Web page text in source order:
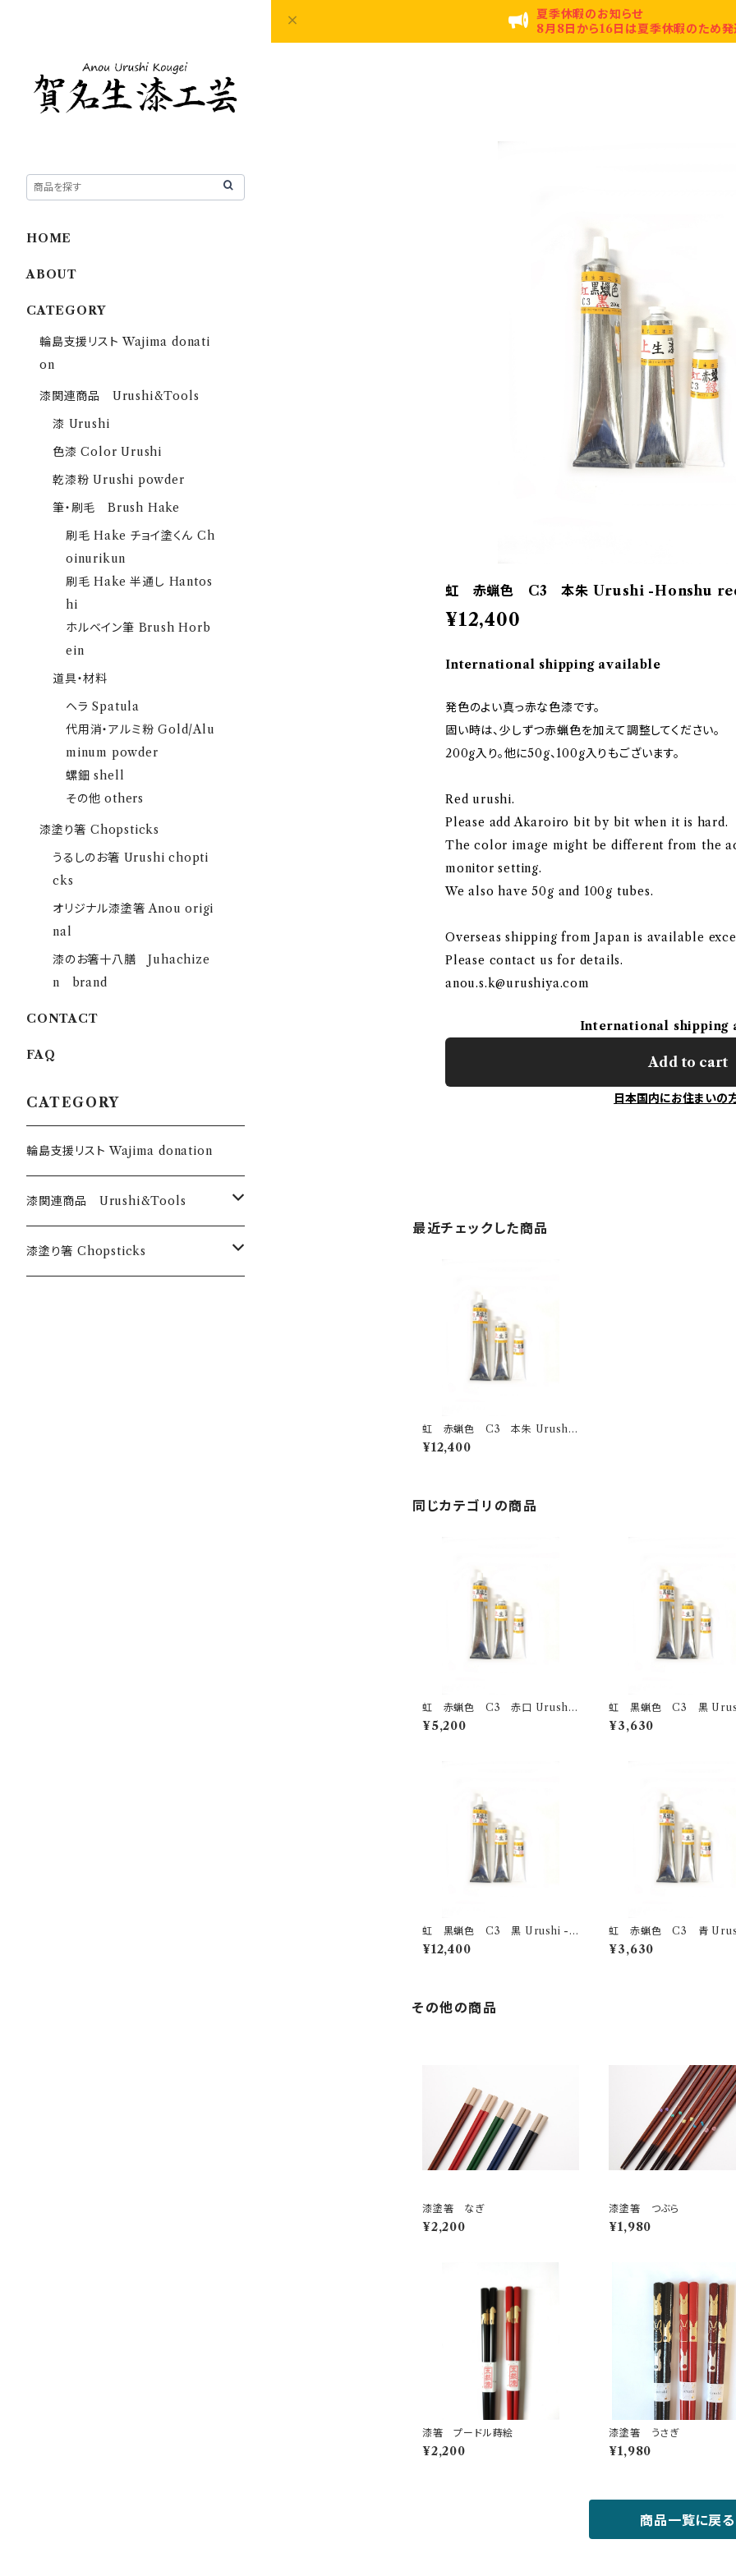
夏季休暇のお知らせ
8月8日から16日は夏季休暇のため発
虹 赤蝋色 C3 本朱 Urushi -Honshu
¥12,400
International shipping available
発色のよい真っ赤な色漆です。
固い時は、少しずつ赤蝋色を加えて調整してください。
200g入り。他に50g、100g入りもございます。
Red urushi.
Please add Akaroiro bit by bit when it is hard.
The color image might be different from the
monitor setting.
We also have 50g and 100g tubes.
Overseas shipping from Japan is available
Please contact us for details.
anou.s.k@urushiya.com
International shipping
Add to cart
日本国内にお住まいの
最近チェックした商品
虹 赤蝋色 C3 本朱 Urushi
-Honshu red- 200g
¥12,400
同じカテゴリの商品
虹 赤蝋色 C3 赤口 Urushi
-Akakuchi red- 100g
¥5,200
虹 黒蝋色 C3 黒 Urushi -bl
ack- 50g
¥3,630
虹 黒蝋色 C3 黒 Urushi -bl
ack- 200g
¥12,400
虹 赤蝋色 C3 青 Urushi -bl
ack- 50g
¥3,630
その他の商品
漆塗箸 なぎ
¥2,200
漆塗箸 つぶら
¥1,980
漆箸 プードル蒔絵
¥2,200
漆塗箸 うさぎ
¥1,980
商品一覧に戻る
HOME
ABOUT
CATEGORY
輪島支援リスト Wajima donati
on
漆関連商品 Urushi&Tools
漆 Urushi
色漆 Color Urushi
乾漆粉 Urushi powder
筆・刷毛 Brush Hake
刷毛 Hake チョイ塗くん Ch
oinurikun
刷毛 Hake 半通し Hantos
hi
ホルベイン筆 Brush Horb
ein
道具・材料
ヘラ Spatula
代用消・アルミ粉 Gold/Alu
minum powder
螺鈿 shell
その他 others
漆塗り箸 Chopsticks
うるしのお箸 Urushi chopti
cks
オリジナル漆塗箸 Anou origi
nal
漆のお箸十八膳 Juhachize
n brand
CONTACT
FAQ
CATEGORY
輪島支援リスト Wajima donation
漆関連商品 Urushi&Tools
漆 Urushi
漆塗り箸 Chopsticks